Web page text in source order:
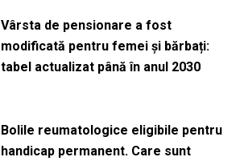
Vârsta de pensionare a fost
modificată pentru femei și bărbați:
tabel actualizat până în anul 2030
Bolile reumatologice eligibile pentru
handicap permanent. Care sunt